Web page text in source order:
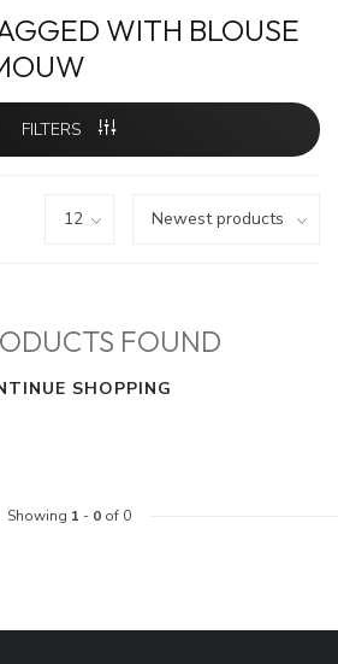
WITH BLOUSE
FILTERS
FOUND
SHOPPING
Showing 1 - 0of 0